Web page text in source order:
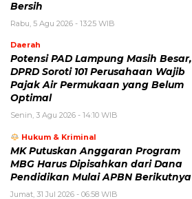
Bersih
Rabu, 5 Agu 2026 - 13:25 WIB
Daerah
Potensi PAD Lampung Masih Besar,
DPRD Soroti 101 Perusahaan Wajib
Pajak Air Permukaan yang Belum
Optimal
Senin, 3 Agu 2026 - 14:10 WIB
Hukum & Kriminal
MK Putuskan Anggaran Program
MBG Harus Dipisahkan dari Dana
Pendidikan Mulai APBN Berikutnya
Jumat, 31 Jul 2026 - 06:58 WIB